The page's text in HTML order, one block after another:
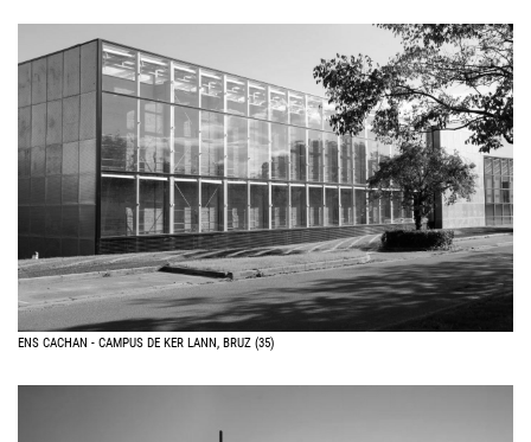
ENS CACHAN - CAMPUS DE KER LANN, BRUZ (35)